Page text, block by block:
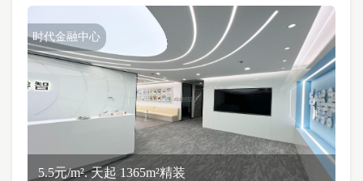
时代金融中心
5.5元/m². 天起 1365m²精装